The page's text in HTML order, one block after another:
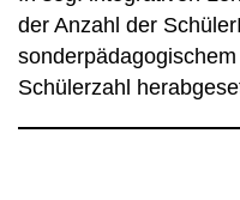
der Anzahl der
Schülerzahl